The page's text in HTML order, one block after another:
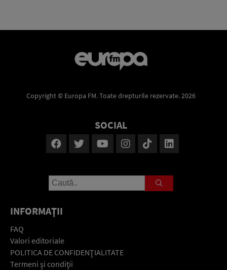
Copyright © Europa FM. Toate drepturile rezervate. 2026
SOCIAL
INFORMAŢII
FAQ
Valori editoriale
POLITICA DE CONFIDENŢIALITATE
Termeni şi condiţii